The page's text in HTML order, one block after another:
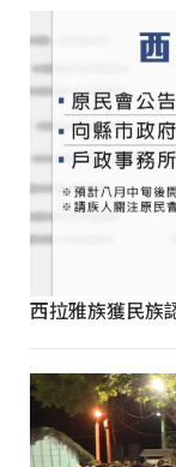
西拉雅族獲民族